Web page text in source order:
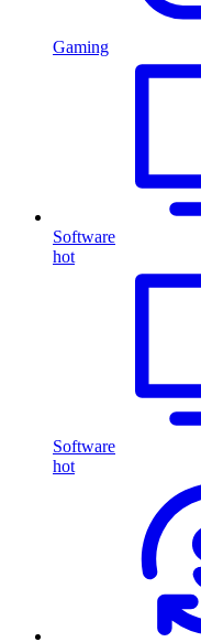
Gaming
Software
hot
Software
hot